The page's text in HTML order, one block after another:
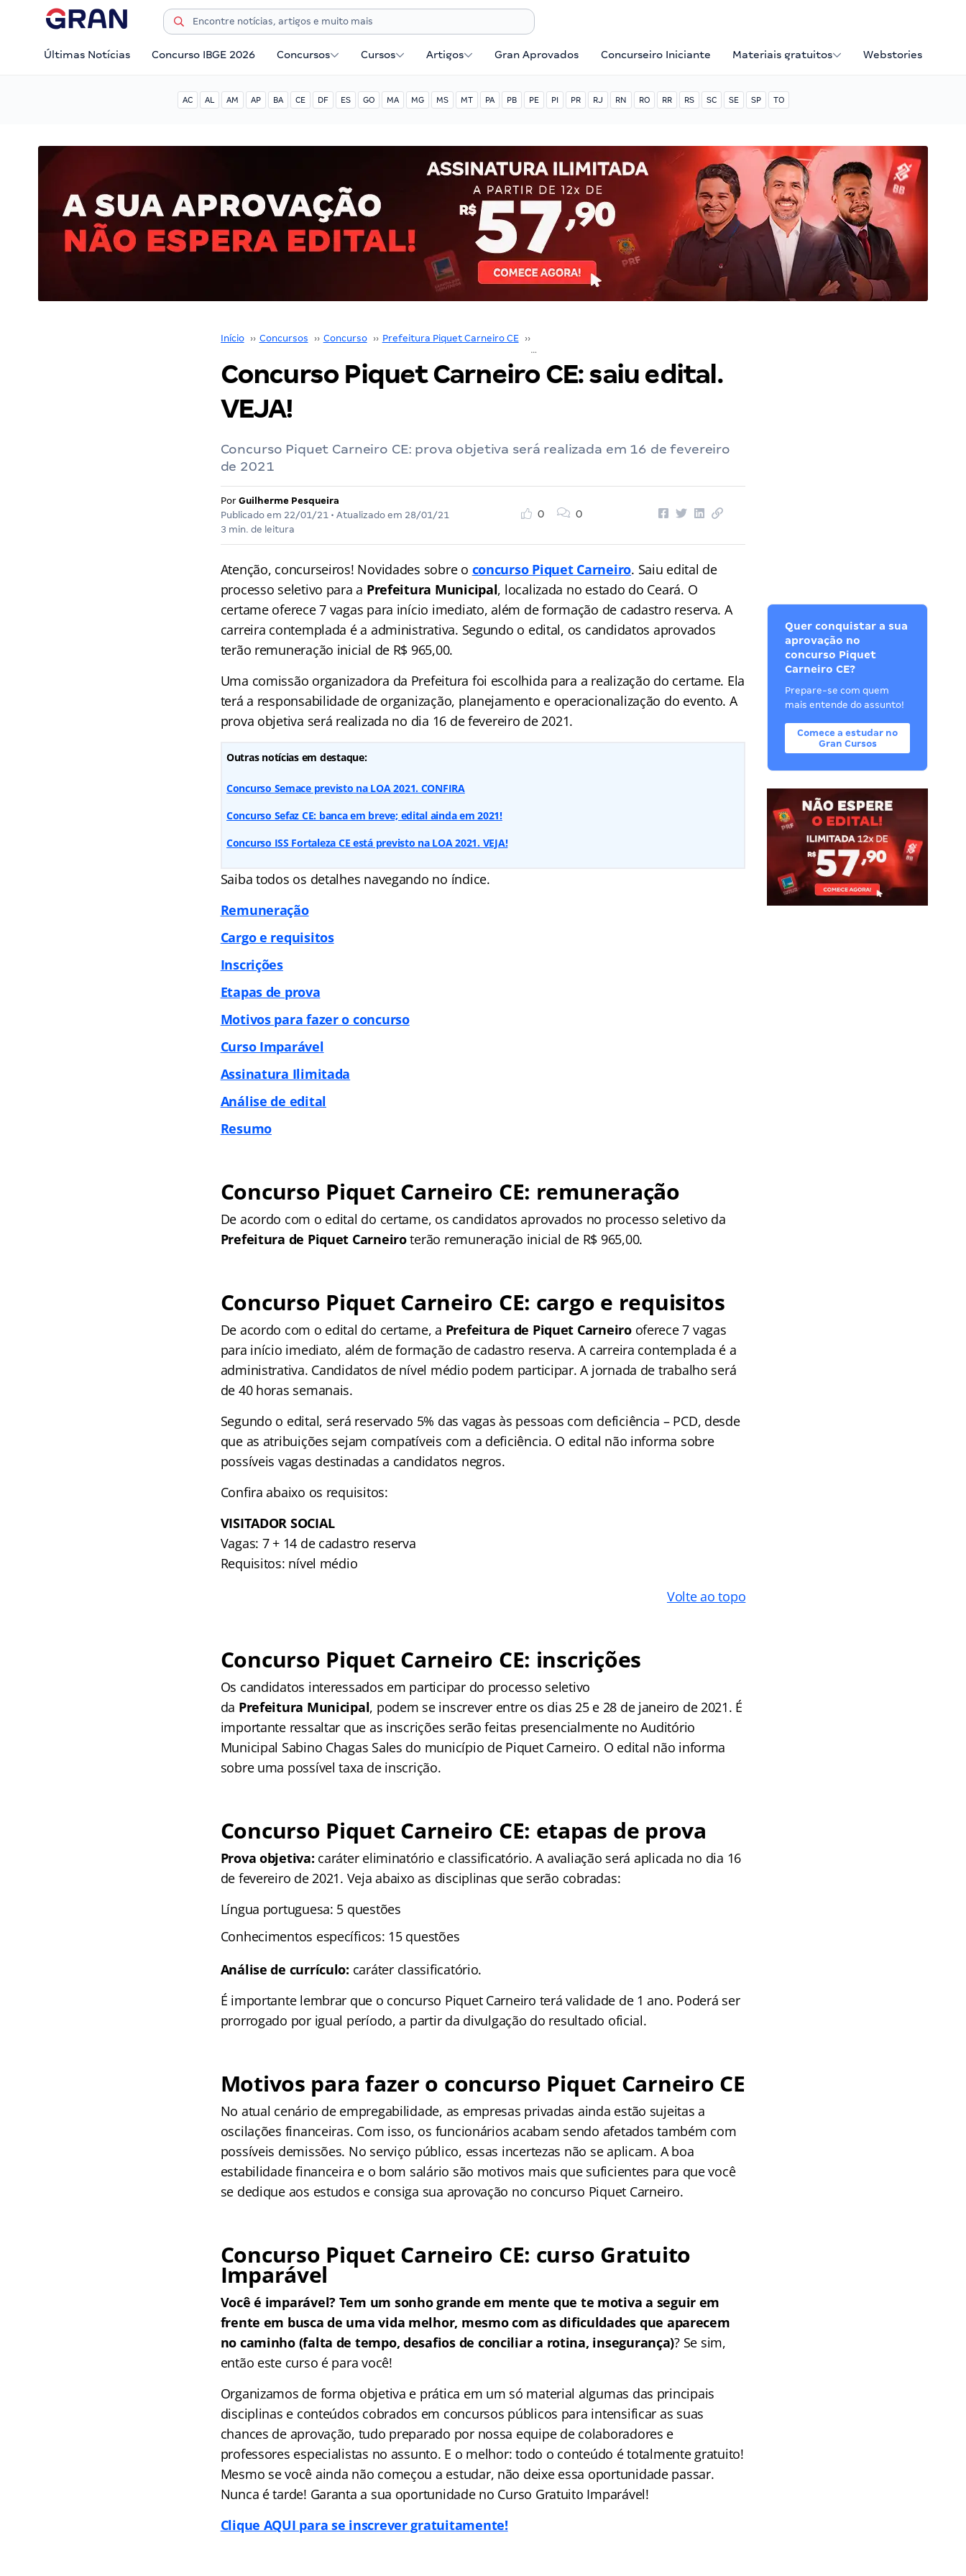
Últimas Notícias Concurso IBGE 2026 Concursos Cursos Artigos Gran Aprovados Concurseiro Iniciante Materiais gratuitos Webstories
AC AL AM AP BA CE DF ES GO MA MG MS MT PA PB PE PI PR RJ RN RO RR RS SC SE SP TO
Início ›› Concursos ›› Concurso ›› Prefeitura Piquet Carneiro CE ››
Concurso Piquet Carneiro CE: saiu edital.
VEJA!
Concurso Piquet Carneiro CE: prova objetiva será realizada em 16 de fevereiro
de 2021
Por Guilherme Pesqueira
Publicado em 22/01/21• Atualizado em 28/01/21
3 min. de leitura
0 0
Atenção, concurseiros! Novidades sobre o concurso Piquet Carneiro. Saiu edital de
processo seletivo para a Prefeitura Municipal, localizada no estado do Ceará. O
certame oferece 7 vagas para início imediato, além de formação de cadastro reserva. A
carreira contemplada é a administrativa. Segundo o edital, os candidatos aprovados
terão remuneração inicial de R$ 965,00.
Uma comissão organizadora da Prefeitura foi escolhida para a realização do certame. Ela
terá a responsabilidade de organização, planejamento e operacionalização do evento. A
prova objetiva será realizada no dia 16 de fevereiro de 2021.
Outras notícias em destaque:
Concurso Semace previsto na LOA 2021. CONFIRA
Concurso Sefaz CE: banca em breve; edital ainda em 2021!
Concurso ISS Fortaleza CE está previsto na LOA 2021. VEJA!
Saiba todos os detalhes navegando no índice.
Remuneração
Cargo e requisitos
Inscrições
Etapas de prova
Motivos para fazer o concurso
Curso Imparável
Assinatura Ilimitada
Análise de edital
Resumo
Concurso Piquet Carneiro CE: remuneração
De acordo com o edital do certame, os candidatos aprovados no processo seletivo da
Prefeitura de Piquet Carneiroterão remuneração inicial de R$ 965,00.
Concurso Piquet Carneiro CE: cargo e requisitos
De acordo com o edital do certame, a Prefeitura de Piquet Carneiro oferece 7 vagas
para início imediato, além de formação de cadastro reserva. A carreira contemplada é a
administrativa. Candidatos de nível médio podem participar. A jornada de trabalho será
de 40 horas semanais.
Segundo o edital, será reservado 5% das vagas às pessoas com deficiência – PCD, desde
que as atribuições sejam compatíveis com a deficiência. O edital não informa sobre
possíveis vagas destinadas a candidatos negros.
Confira abaixo os requisitos:
VISITADOR SOCIAL
Vagas: 7 + 14 de cadastro reserva
Requisitos: nível médio
Volte ao topo
Concurso Piquet Carneiro CE: inscrições
Os candidatos interessados em participar do processo seletivo
da Prefeitura Municipal, podem se inscrever entre os dias 25 e 28 de janeiro de 2021. É
importante ressaltar que as inscrições serão feitas presencialmente no Auditório
Municipal Sabino Chagas Sales do município de Piquet Carneiro. O edital não informa
sobre uma possível taxa de inscrição.
Concurso Piquet Carneiro CE: etapas de prova
Prova objetiva: caráter eliminatório e classificatório. A avaliação será aplicada no dia 16
de fevereiro de 2021. Veja abaixo as disciplinas que serão cobradas:
Língua portuguesa: 5 questões
Conhecimentos específicos: 15 questões
Análise de currículo: caráter classificatório.
É importante lembrar que o concurso Piquet Carneiro terá validade de 1 ano. Poderá ser
prorrogado por igual período, a partir da divulgação do resultado oficial.
Motivos para fazer o concurso Piquet Carneiro CE
No atual cenário de empregabilidade, as empresas privadas ainda estão sujeitas a
oscilações financeiras. Com isso, os funcionários acabam sendo afetados também com
possíveis demissões. No serviço público, essas incertezas não se aplicam. A boa
estabilidade financeira e o bom salário são motivos mais que suficientes para que você
se dedique aos estudos e consiga sua aprovação no concurso Piquet Carneiro.
Concurso Piquet Carneiro CE: curso Gratuito
Imparável
Você é imparável? Tem um sonho grande em mente que te motiva a seguir em
frente em busca de uma vida melhor, mesmo com as dificuldades que aparecem
no caminho (falta de tempo, desafios de conciliar a rotina, insegurança)? Se sim,
então este curso é para você!
Organizamos de forma objetiva e prática em um só material algumas das principais
disciplinas e conteúdos cobrados em concursos públicos para intensificar as suas
chances de aprovação, tudo preparado por nossa equipe de colaboradores e
professores especialistas no assunto. E o melhor: todo o conteúdo é totalmente gratuito!
Mesmo se você ainda não começou a estudar, não deixe essa oportunidade passar.
Nunca é tarde! Garanta a sua oportunidade no Curso Gratuito Imparável!
Clique AQUI para se inscrever gratuitamente!
Quer conquistar a sua
aprovação no
concurso Piquet
Carneiro CE?
Prepare-se com quem
mais entende do assunto!
Comece a estudar no
Gran Cursos